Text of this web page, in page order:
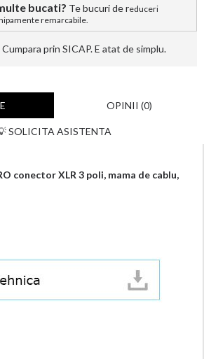
bucati? Te bucuri de reduceri
remarcabile.
prin SICAP. E atat de simplu.
OPINII (0)
SOLICITA ASISTENTA
conector XLR 3 poli, mama de cablu,